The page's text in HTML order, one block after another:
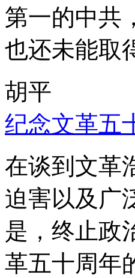
第一的中共
也还未能取
胡平
纪念文革五
在谈到文革
迫害以及广
是，终止政
革五十周年